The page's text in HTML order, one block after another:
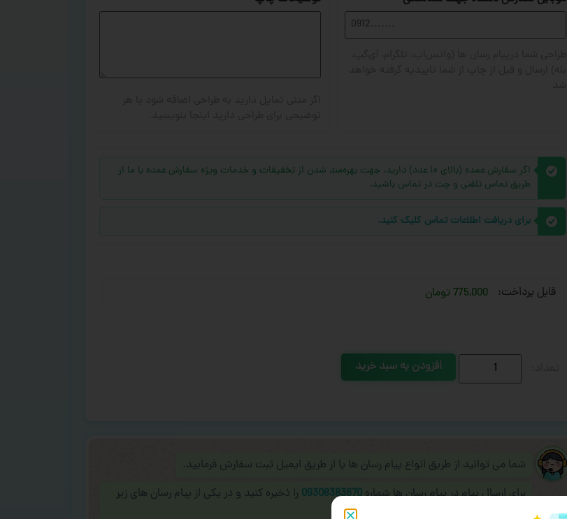
اگر سفارش عمده (بالای ۱۰ عدد) دارید، جهت بهره‌مند شدن از تخفیفات و خدمات ویژه سفارش عمده با ما از
طریق تماس تلفنی و چت در تماس باشید.
برای دریافت اطلاعات تماس کلیک کنید.
قابل پرداخت: 775,000 تومان
افزودن به سبد خرید
شما می توانید از طریق انواع پیام رسان ها یا از طریق ایمیل ثبت سفارش فرمایید.
برای ارسال پیام در پیام رسان ها شماره09308383670 را ذخیره کنید و در یکی از پیام رسان های زیر